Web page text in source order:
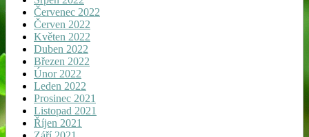
Červenec 2022
Červen 2022
Květen 2022
Duben 2022
Březen 2022
Únor 2022
Leden 2022
Prosinec 2021
Listopad 2021
Říjen 2021